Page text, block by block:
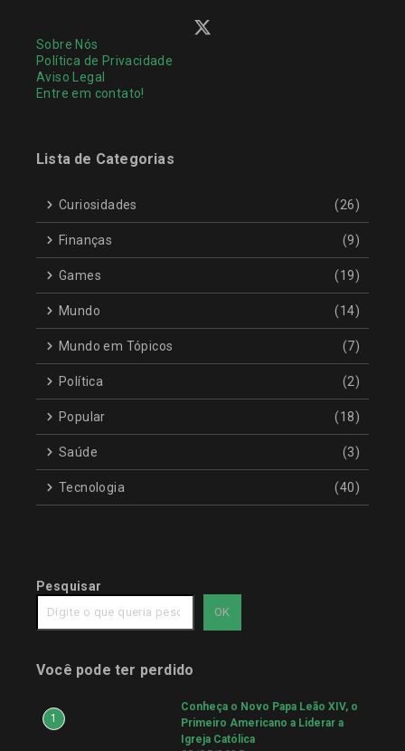
Sobre Nós
Política de Privacidade
Aviso Legal
Entre em contato!
Lista de Categorias
Curiosidades (26)
Finanças (9)
Games (19)
Mundo (14)
Mundo em Tópicos (7)
Política (2)
Popular (18)
Saúde (3)
Tecnologia (40)
Pesquisar
OK
Você pode ter perdido
1
Conheça o Novo Papa Leão XIV, o
Primeiro Americano a Liderar a
Igreja Católica